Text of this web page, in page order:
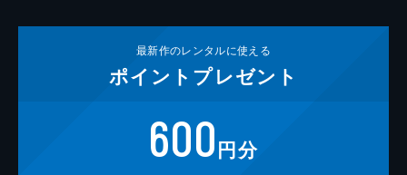
最新作のレンタルに使える
ポイント プレゼント
600円分